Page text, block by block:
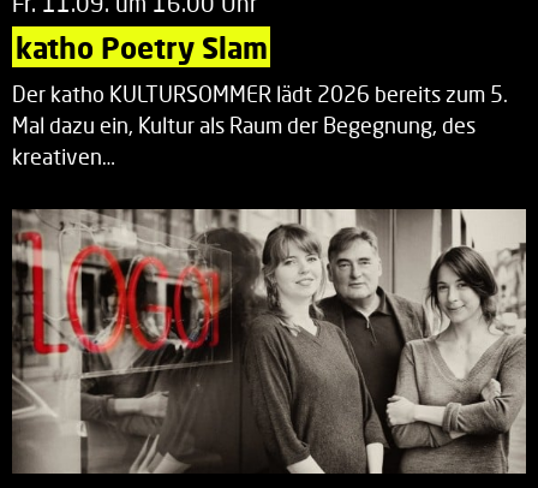
katho Poetry Slam
Der katho KULTURSOMMER lädt 2026 bereits zum 5.
Mal dazu ein, Kultur als Raum der Begegnung, des
kreativen…